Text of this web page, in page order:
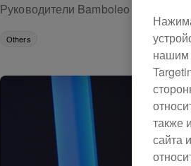
Руководители Bamboleo Records,
Others
нашим
также
сайта